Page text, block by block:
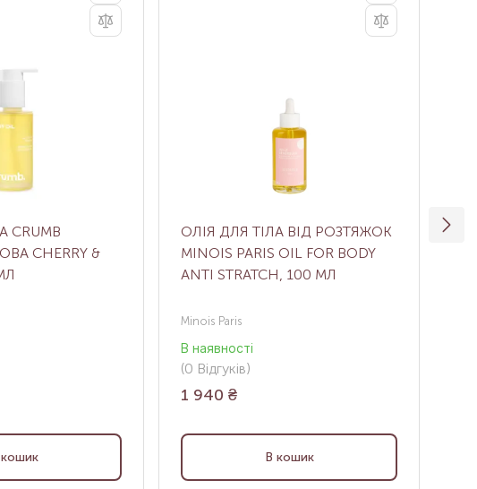
CRUMB
CHERRY &
ОЛІЯ ДЛЯ ТІЛА ВІД РОЗТЯЖОК
MINOIS PARIS OIL FOR BODY
ANTI STRATCH, 100 МЛ
Minois Paris
В наявності
(0 Відгуків)
1 940 ₴
В кошик